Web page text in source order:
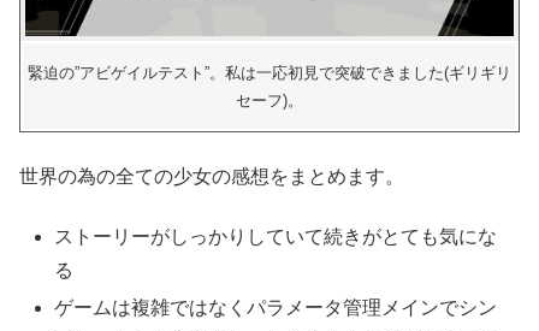
緊迫の”アビゲイルテスト”。私は一応初見で突破できました(ギリギリ
セーフ)。
世界の為の全ての少女の感想をまとめます。
ストーリーがしっかりしていて続きがとても気にな
る
ゲームは複雑ではなくパラメータ管理メインでシン